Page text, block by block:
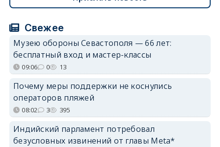
Свежее
Музею обороны Севастополя — 66 лет:
бесплатный вход и мастер-классы
09:06 0 13
Почему меры поддержки не коснулись
операторов пляжей
08:02 3 395
Индийский парламент потребовал
безусловных извинений от главы Meta*